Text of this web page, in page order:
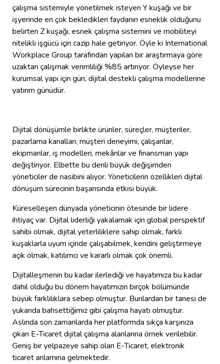
çalışma sistemiyle yönetilmek isteyen Y kuşağı ve bir
işyerinde en çok bekledikleri faydanın esneklik olduğunu
belirten Z kuşağı, esnek çalışma sistemini ve mobiliteyi
nitelikli işgücü için cazip hale getiriyor. Öyle ki International
Workplace Group tarafından yapılan bir araştırmaya göre
uzaktan çalışmak verimliliği %85 artırıyor. Öyleyse her
kurumsal yapı için gün, dijital destekli çalışma modellerine
yatırım günüdür.
Dijital dönüşümle birlikte ürünler, süreçler, müşteriler,
pazarlama kanalları, müşteri deneyimi, çalışanlar,
ekipmanlar, iş modelleri, mekânlar ve finansman yapı
değiştiriyor. Elbette bu denli büyük değişimden
yöneticiler de nasibini alıyor. Yöneticilerin özellikleri dijital
dönüşüm sürecinin başarısında etkisi büyük.
Küreselleşen dünyada yöneticinin ötesinde bir lidere
ihtiyaç var. Dijital liderliği yakalamak için global perspektif
sahibi olmak, dijital yeterliliklere sahip olmak, farklı
kuşaklarla uyum içinde çalışabilmek, kendini geliştirmeye
açık olmak, katılımcı ve kararlı olmak çok önemli.
Dijitalleşmenin bu kadar ilerlediği ve hayatımıza bu kadar
dahil olduğu bu dönem hayatımızın birçok bölümünde
büyük farklılıklara sebep olmuştur. Bunlardan bir tanesi de
yukarıda bahsettiğimiz gibi çalışma hayatı olmuştur.
Aslında son zamanlarda her platformda sıkça karşınıza
çıkan E-Ticaret dijital çalışma alanlarına örnek verilebilir.
Geniş bir yelpazeye sahip olan E-Ticaret, elektronik
ticaret anlamına gelmektedir.